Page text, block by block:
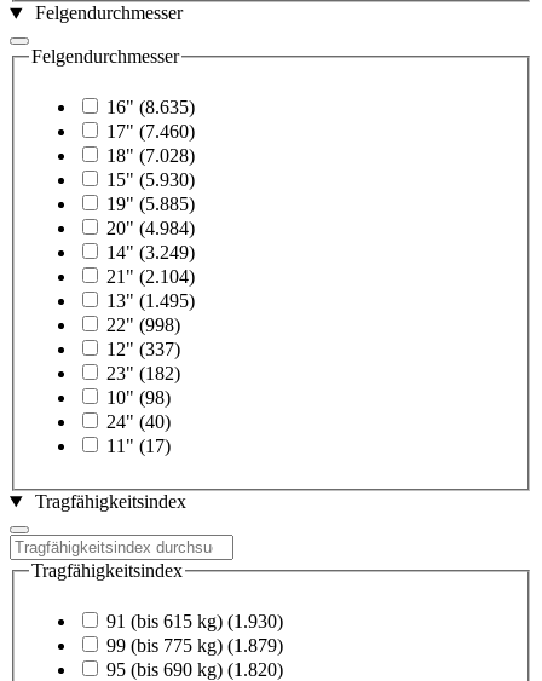
Felgendurchmesser
Felgendurchmesser
16" (8.635)
17" (7.460)
18" (7.028)
15" (5.930)
19" (5.885)
20" (4.984)
14" (3.249)
21" (2.104)
13" (1.495)
22" (998)
12" (337)
23" (182)
10" (98)
24" (40)
11" (17)
Tragfähigkeitsindex
Tragfähigkeitsindex
91 (bis 615 kg) (1.930)
99 (bis 775 kg) (1.879)
95 (bis 690 kg) (1.820)